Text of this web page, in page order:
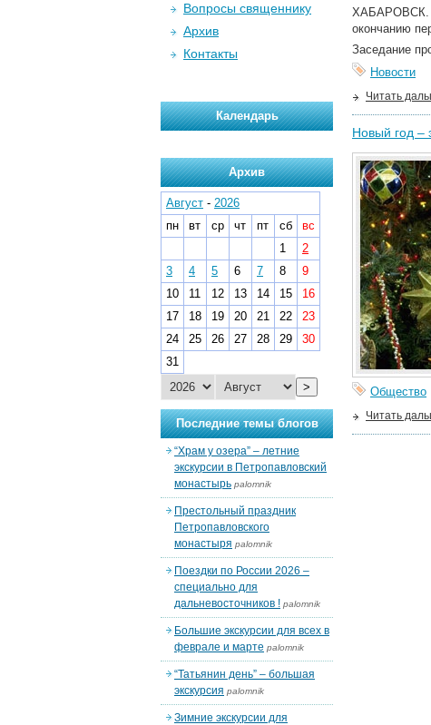
ХАБАРОВСК.
окончанию
Заседание
Новости
Читать
Новый год –
Общество
Читать
Вопросы священнику
Архив
Контакты
Календарь
Архив
Август - 2026
пн
вт ср чт пт сб
вс
1
2
3
4 5 6 7 8
9
10
11 12 13 14 15
16
17
18 19 20 21 22
23
24
25 26 27 28 29
30
31
>
Последние темы блогов
“Храм у озера” – летние
экскурсии в Петропавловский
монастырь palomnik
Престольный праздник
Петропавловского
монастыря palomnik
Поездки по России 2026 –
специально для
дальневосточников ! palomnik
Большие экскурсии для всех в
феврале и марте palomnik
“Татьянин день” – большая
экскурсия palomnik
Зимние экскурсии для